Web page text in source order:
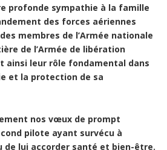
profonde sympathie à la famille
des forces aériennes
membres de l’Armée nationale
de l’Armée de libération
ainsi leur rôle fondamental dans
et la protection de sa
nos vœux de prompt
pilote ayant survécu à
de lui accorder santé et bien-être.